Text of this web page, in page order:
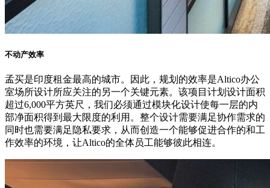
不动产效率
孟买是印度租金最高的城市。因此，规划的效率是Altico办公
室场所设计所应关注的另一个关键元素。该项目计划设计面积
超过6,000平方英尺，我们必须通过模块化设计使每一层的内
部净面积得到最大限度的利用。整个设计需要满足协作需求的
同时也需要满足隐私要求，从而创造一个能够促进合作的和工
作效率的环境，让Altico的全体员工能够彼此相连。